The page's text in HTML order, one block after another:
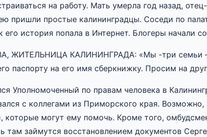
на работу. Мать умерла год назад,
пришли простые калининградцы. Соседи по
его история попала в Интернет. Блогеры начали
ЖИТЕЛЬНИЦА КАЛИНИНГРАДА: «Мы -три семьи —
паспорту на его имя сберкнижку. Просим на
Уполномоченный по правам человека в
с коллегами из Приморского края. Возможно,
которые могут ему помочь. Кроме того,
там займутся восстановлением документов